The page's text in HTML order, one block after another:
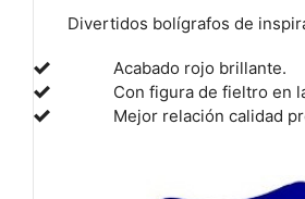
Divertidos bolígrafos de
Acabado rojo brillante.
Con figura de fieltro en
Mejor relación calidad